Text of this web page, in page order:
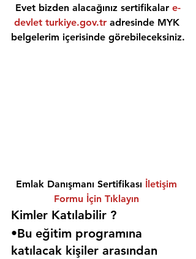
Evet bizden alacağınız sertifikalar e-
devlet turkiye.gov.tr adresinde MYK
belgelerim içerisinde görebileceksiniz.
Emlak Danışmanı Sertifikası İletişim
Formu İçin Tıklayın
Kimler Katılabilir ?
•Bu eğitim programına
katılacak kişiler arasından